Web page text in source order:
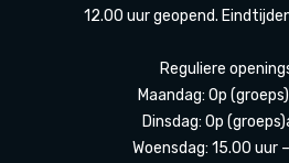
12.00 uur geopend.
Reguliere
Maandag: Op
Dinsdag: Op
Woensdag: 15.00 uur